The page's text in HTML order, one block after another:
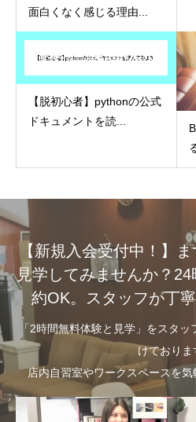
面白くなく感じる理由...
【脱初心者】pythonの公式
ドキュメントを読...
【新規入会受付中！】
見学してみませんか？
約OK。スタッフが丁
「2時間無料体験と見学」をスタ
けておりま
店内自習室やワークスペースを